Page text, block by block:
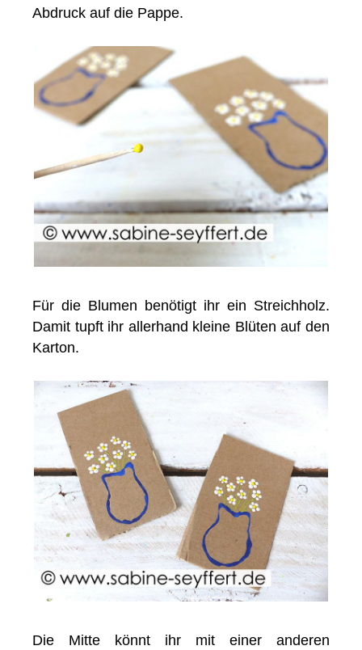
Abdruck auf die Pappe.
Für die Blumen benötigt ihr ein Streichholz.
Damit tupft ihr allerhand kleine Blüten auf den
Karton.
Die Mitte könnt ihr mit einer anderen